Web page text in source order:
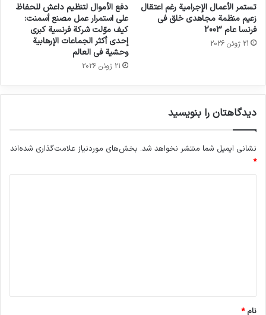
تستمر الأعمال الإجرامية رغم اعتقال
زعيم منظمة مجاهدي خلق في
فرنسا عام 2003
21 ژوئن 2026
دفع الأموال لتنظيم داعش للحفاظ
على استمرار عمل مصنع أسمنت:
كيف موّلت شركة فرنسية كبرى
إحدى أكثر الجماعات الإرهابية
وحشية في العالم
21 ژوئن 2026
دیدگاهتان را بنویسید
نشانی ایمیل شما منتشر نخواهد شد. بخش‌های موردنیاز علامت‌گذاری شده‌اند
*
نام*